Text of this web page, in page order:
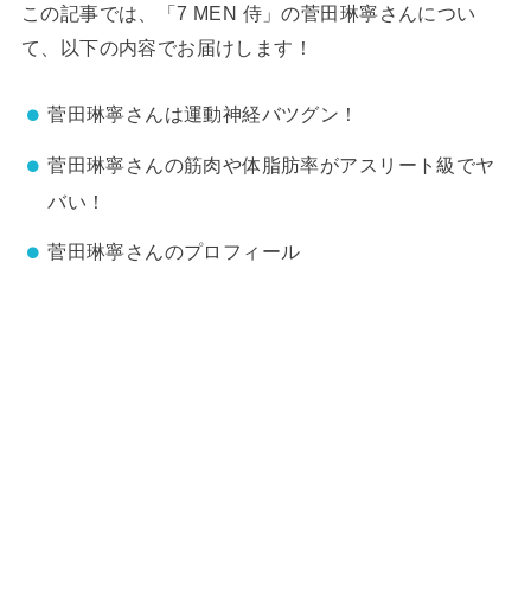
この記事では、「7 MEN 侍」の菅田琳寧さんについ
て、以下の内容でお届けします！
菅田琳寧さんは運動神経バツグン！
菅田琳寧さんの筋肉や体脂肪率がアスリート級でヤ
バい！
菅田琳寧さんのプロフィール